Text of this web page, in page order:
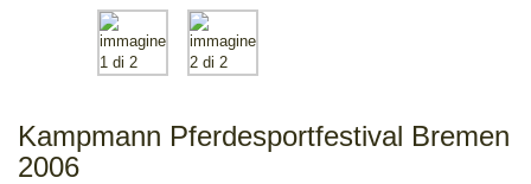
Kampmann Pferdesportfestival Bremen
2006